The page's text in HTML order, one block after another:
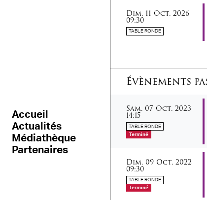
Accueil
Actualités
Médiathèque
Partenaires
dimanche
Dim. 11 octobre
Oct. 2026
09:30
TABLE RONDE
Évènements
samedi
Sam. 07 octobre
Oct. 2023
14:15
TABLE RONDE
Terminé
dimanche
Dim. 09 octobre
Oct. 2022
09:30
TABLE RONDE
Terminé